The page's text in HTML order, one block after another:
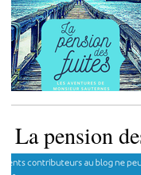
La pension